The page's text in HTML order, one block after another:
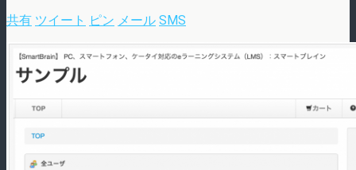
共有 ツイート ピン メール SMS